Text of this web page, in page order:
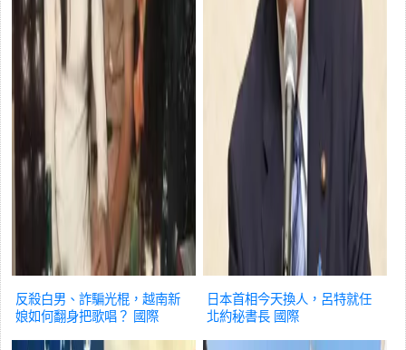
反殺白男、詐騙光棍，越南新
娘如何翻身把歌唱？
國際
日本首相今天換人，呂特就任
北約秘書長 國際